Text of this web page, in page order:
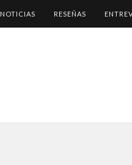
NOTICIAS RESEÑAS